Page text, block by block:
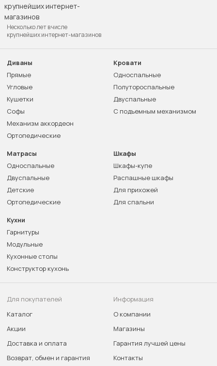
Несколько лет в числе
крупнейших интернет-магазинов
Диваны
Прямые
Угловые
Кушетки
Софы
Механизм аккордеон
Ортопедические
Кровати
Односпальные
Полутороспальные
Двуспальные
С подъемным механизмом
Матрасы
Односпальные
Двуспальные
Детские
Ортопедические
Шкафы
Шкафы-купе
Распашные шкафы
Для прихожей
Для спальни
Кухни
Гарнитуры
Модульные
Кухонные столы
Конструктор кухонь
Для покупателей
Каталог
Акции
Доставка и оплата
Возврат, обмен и гарантия
Информация
О компании
Магазины
Гарантия лучшей цены
Контакты